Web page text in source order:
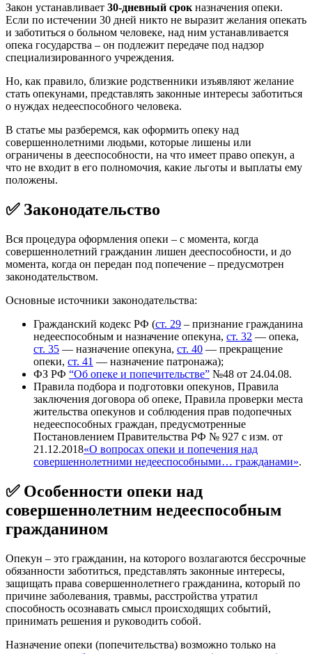
Закон устанавливает 30-дневный срок назначения опеки.
Если по истечении 30 дней никто не выразит желания опекать
и заботиться о больном человеке, над ним устанавливается
опека государства – он подлежит передаче под надзор
специализированного учреждения.
Но, как правило, близкие родственники изъявляют желание
стать опекунами, представлять законные интересы заботиться
о нуждах недееспособного человека.
В статье мы разберемся, как оформить опеку над
совершеннолетними людьми, которые лишены или
ограничены в дееспособности, на что имеет право опекун, а
что не входит в его полномочия, какие льготы и выплаты ему
положены.
✅ Законодательство
Вся процедура оформления опеки – с момента, когда
совершеннолетний гражданин лишен дееспособности, и до
момента, когда он передан под попечение – предусмотрен
законодательством.
Основные источники законодательства:
Гражданский кодекс РФ (ст. 29 – признание гражданина
недееспособным и назначение опекуна, ст. 32 — опека,
ст. 35 — назначение опекуна, ст. 40 — прекращение
опеки, ст. 41 — назначение патронажа);
ФЗ РФ “Об опеке и попечительстве” №48 от 24.04.08.
Правила подбора и подготовки опекунов, Правила
заключения договора об опеке, Правила проверки места
жительства опекунов и соблюдения прав подопечных
недееспособных граждан, предусмотренные
Постановлением Правительства РФ № 927 с изм. от
21.12.2018«О вопросах опеки и попечения над
совершеннолетними недееспособными… гражданами».
✅ Особенности опеки над
совершеннолетним недееспособным
гражданином
Опекун – это гражданин, на которого возлагаются бессрочные
обязанности заботиться, представлять законные интересы,
защищать права совершеннолетнего гражданина, который по
причине заболевания, травмы, расстройства утратил
способность осознавать смысл происходящих событий,
принимать решения и руководить собой.
Назначение опеки (попечительства) возможно только на